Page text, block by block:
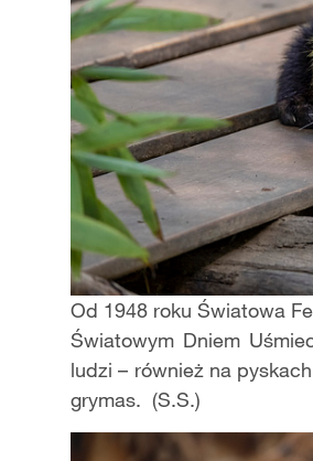
Od 1948 roku Światowa
Światowym Dniem
ludzi – również na
grymas. (S.S.)